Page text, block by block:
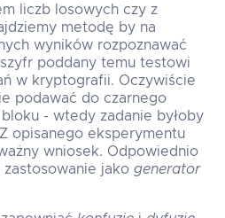
liczb losowych czy z
metodę by na
wyników rozpoznawać
poddany temu testowi
w kryptografii. Oczywiście
podawać do czarnego
- wtedy zadanie byłoby
opisanego eksperymentu
wniosek. Odpowiednio
zastosowanie jakogenerator